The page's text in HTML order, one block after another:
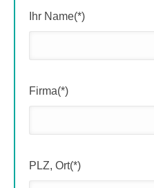
Ihr Name(*)
Firma(*)
PLZ, Ort(*)